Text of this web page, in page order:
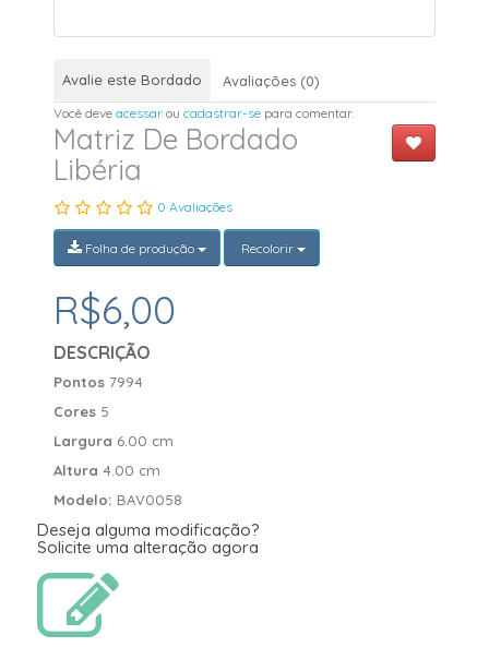
Avalie este Bordado Avaliações (0)
Você deveacessar oucadastrar-se para comentar.
Matriz De Bordado
Libéria
0 Avaliações
Folha de produção Recolorir
R$6,00
DESCRIÇÃO
Pontos 7994
Cores 5
Largura 6.00 cm
Altura4.00 cm
Modelo: BAV0058
Deseja alguma modificação?
Solicite uma alteração agora